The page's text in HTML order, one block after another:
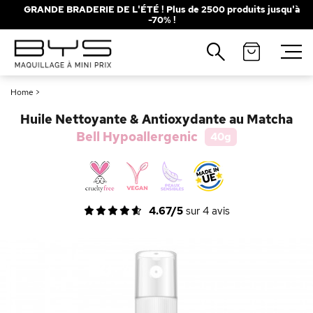
GRANDE BRADERIE DE L'ÉTÉ ! Plus de 2500 produits jusqu'à
-70% !
Home >
Huile Nettoyante & Antioxydante au Matcha
Bell Hypoallergenic
40g
4.67/5sur 4avis
Fermer
Recherches populaires
Solaire
Brumes
Blush
Rouge à Lèvres